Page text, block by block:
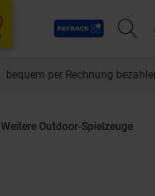
Payback
bequem per Rechnung
Weitere Outdoor-Spielzeuge